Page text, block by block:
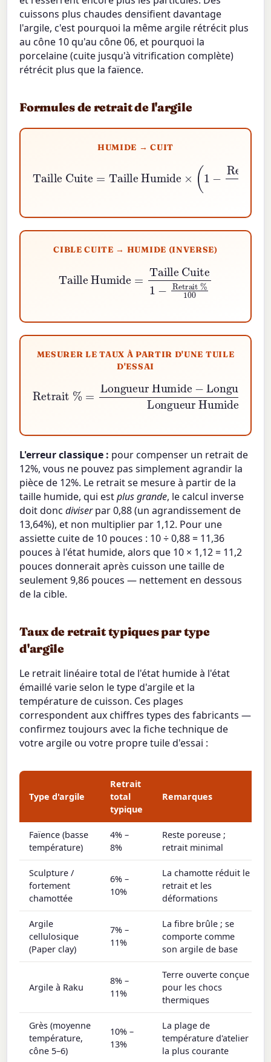
cuissons plus chaudes densifient davantage
l'argile, c'est pourquoi la même argile rétrécit plus
au cône 10 qu'au cône 06, et pourquoi la
porcelaine (cuite jusqu'à vitrification complète)
rétrécit plus que la faïence.
Formules de retrait de l'argile
HUMIDE → CUIT
100)
CIBLE CUITE → HUMIDE (INVERSE)
Taille Humide=
Retrait%100
MESURER LE TAUX À PARTIR D'UNE TUILE
D'ESSAI
Retrait%=
Longueur Cuite
Longueur Humide× 100
L'erreur classique : pour compenser un retrait de
12%, vous ne pouvez pas simplement agrandir la
pièce de 12%. Le retrait se mesure à partir de la
taille humide, qui estplus grande, le calcul inverse
doit doncdiviserpar 0,88 (un agrandissement de
13,64%), et non multiplier par 1,12. Pour une
assiette cuite de 10 pouces : 10 ÷ 0,88 = 11,36
pouces à l'état humide, alors que 10 × 1,12 = 11,2
pouces donnerait après cuisson une taille de
seulement 9,86 pouces — nettement en dessous
de la cible.
Taux de retrait typiques par type
d'argile
Le retrait linéaire total de l'état humide à l'état
émaillé varie selon le type d'argile et la
température de cuisson. Ces plages
correspondent aux chiffres types des fabricants —
confirmez toujours avec la fiche technique de
votre argile ou votre propre tuile d'essai :
Type d'argile
Retrait
total
typique
Remarques
Faïence (basse
température)
4% –
8%
Reste poreuse ;
retrait minimal
Sculpture /
fortement
chamottée
6% –
10%
La chamotte réduit le
retrait et les
déformations
Argile
cellulosique
(Paper clay)
7% –
11%
La fibre brûle ; se
comporte comme
son argile de base
Argile à Raku
8% –
11%
Terre ouverte conçue
pour les chocs
thermiques
Grès (moyenne
température,
cône 5–6)
10% –
13%
La plage de
température d'atelier
la plus courante